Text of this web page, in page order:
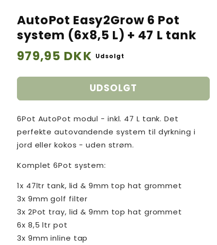
AutoPot Easy2Grow 6 Pot
system (6x8,5 L) + 47 L tank
Normalpris
979,95 DKK Udsolgt
UDSOLGT
6Pot AutoPot modul - inkl. 47 L tank. Det
perfekte autovandende system til dyrkning i
jord eller kokos - uden strøm.
Komplet 6Pot system:
1x 47ltr tank, lid & 9mm top hat grommet
3x 9mm golf filter
3x 2Pot tray, lid & 9mm top hat grommet
6x 8,5 ltr pot
3x 9mm inline tap